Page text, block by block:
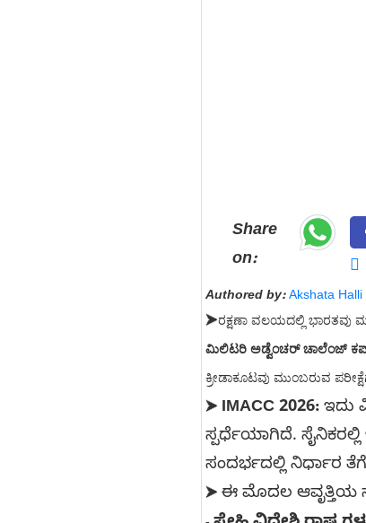
Share
on:
Authored by: Akshata Halli
➤ರಕ್ಷಣಾ ವಲಯದಲ್ಲಿ ಭಾರತವು
ಮಿಲಿಟರಿ ಅಡ್ವೆಂಚರ್ ಚಾಲೆಂಜ್ ಕಪ್
ಕ್ರೀಡಾಕೂಟವು ಮುಂಬರುವ
➤ IMACC 2026: ಇದು
ಸ್ಪರ್ಧೆಯಾಗಿದೆ.
ಸಂದರ್ಭದಲ್ಲಿ ನಿರ್ಧಾರ
➤ ಈ ಮೊದಲ ಆವೃತ್ತಿಯ